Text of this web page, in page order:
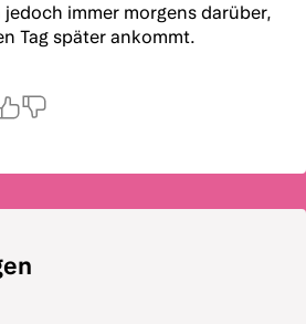
immer morgens darüber,
Tag später ankommt.